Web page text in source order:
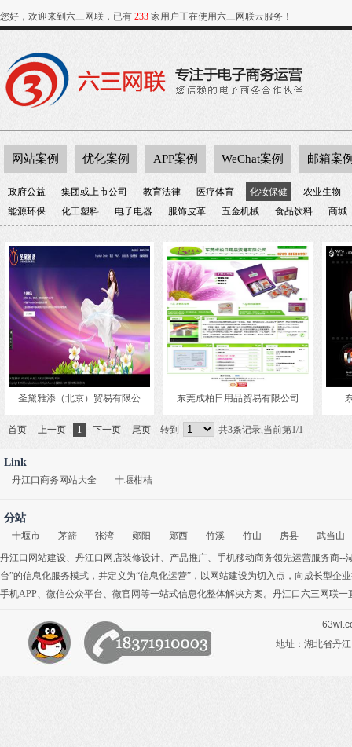
您好，欢迎来到六三网联，已有 233 家用户正在使用六三网联云服务！
网站案例 优化案例 APP案例 WeChat案例 邮箱案
政府公益 集团或上市公司 教育法律 医疗体育 化妆保健
农业生物
能源环保
化工塑料 电子电器 服饰皮革 五金机械 食品饮料 商城
圣黛雅添（北京）贸易有限公 东莞成柏日用品贸易有限公司
首页 上一页 1 下一页 尾页 转到 共3条记录,当前第1/1
Link
丹江口商务网站大全 十堰柑桔
分站
十堰市 茅箭 张湾 郧阳 郧西 竹溪 竹山 房县
武当山
丹江口网站建设、 丹江口网店装修设计、 产品推广、 手机移动商务领先运营服务商--
台”的信息化服务模式，并定义为“信息化运营”，以网站建设为切入点，向成长型企
手机APP、 微信公众平台、 微官网等一站式信息化整体解决方案。丹江口六三网联
地址：湖北省丹